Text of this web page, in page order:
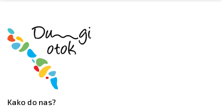
Kako do nas?